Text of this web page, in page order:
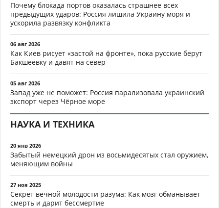
Почему блокада портов оказалась страшнее всех
предыдущих ударов: Россия лишила Украину моря и
ускорила развязку конфликта
06 авг 2026
Как Киев рисует «застой на фронте», пока русские берут
Бакшеевку и давят на север
05 авг 2026
Запад уже не поможет: Россия парализовала украинский
экспорт через Чёрное море
НАУКА И ТЕХНИКА
20 янв 2026
Забытый немецкий дрон из восьмидесятых стал оружием,
меняющим войны
27 ноя 2025
Секрет вечной молодости разума: Как мозг обманывает
смерть и дарит бессмертие